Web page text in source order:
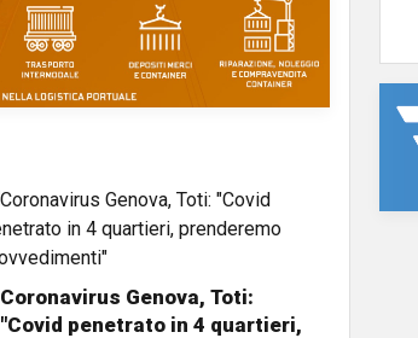
Coronavirus Genova, Toti:
"Covid penetrato in 4 quartieri,